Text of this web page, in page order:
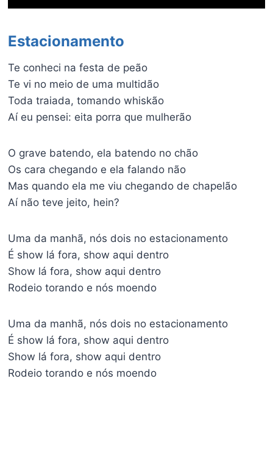
Estacionamento
Te conheci na festa de peão
Te vi no meio de uma multidão
Toda traiada, tomando whiskão
Aí eu pensei: eita porra que mulherão
O grave batendo, ela batendo no chão
Os cara chegando e ela falando não
Mas quando ela me viu chegando de chapelão
Aí não teve jeito, hein?
Uma da manhã, nós dois no estacionamento
É show lá fora, show aqui dentro
Show lá fora, show aqui dentro
Rodeio torando e nós moendo
Uma da manhã, nós dois no estacionamento
É show lá fora, show aqui dentro
Show lá fora, show aqui dentro
Rodeio torando e nós moendo